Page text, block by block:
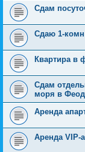
Сдам
Сдаю 1-комн
Квартира в
Сдам
моря в
Аренда
Аренда VIP-